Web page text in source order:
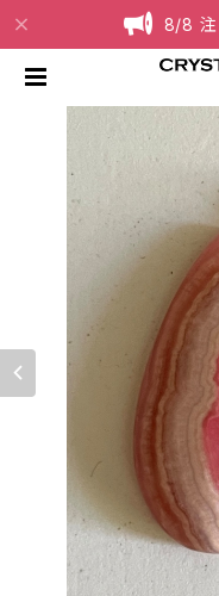
8/8 注